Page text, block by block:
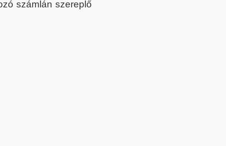
számlán szereplő